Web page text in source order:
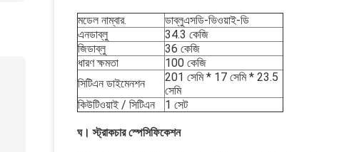
মডেল নাম্বার.
ডাব্লুএসডি-ভিওয়াই-ডি
এনডাব্লু
34.3 কেজি
জিডাব্লু
36 কেজি
ধারণ ক্ষমতা
100 কেজি
সিটিএন ডাইমেনশন
201 সেমি * 17 সেমি * 23.5
সেমি
কিউটিওয়াই / সিটিএন
1 সেট
ঘ।স্ট্রাকচার স্পেসিফিকেশন